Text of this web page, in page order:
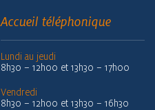
Accueil téléphonique
Lundi au jeudi
8h30 – 12h00 et 13h30 – 17h00
Vendredi
8h30 – 12h00 et 13h30 – 16h30